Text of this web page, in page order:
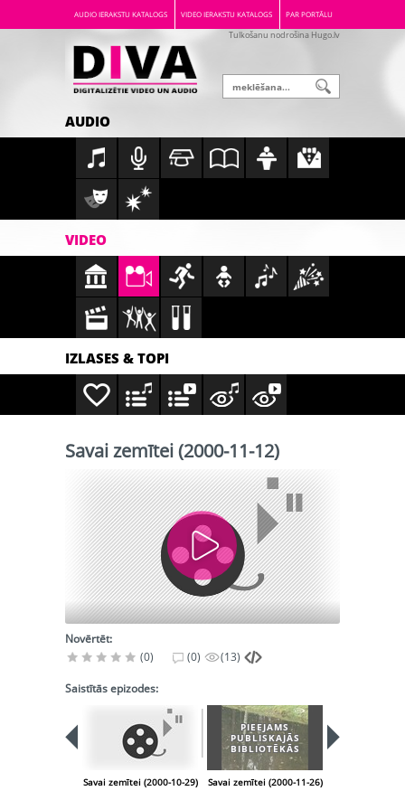
AUDIO IERAKSTU KATALOGS VIDEO IERAKSTU KATALOGS PAR PORTĀLU
Tulkošanu nodrošina Hugo.lv
AUDIO
VIDEO
IZLASES & TOPI
Savai zemītei (2000-11-12)
Novērtēt:
(0)
(0) (13)
Saistītās epizodes:
Savai zemītei (2000-10-29)
PIEEJAMS
PUBLISKAJĀS
BIBLIOTĒKĀS
Savai zemītei (2000-11-26)